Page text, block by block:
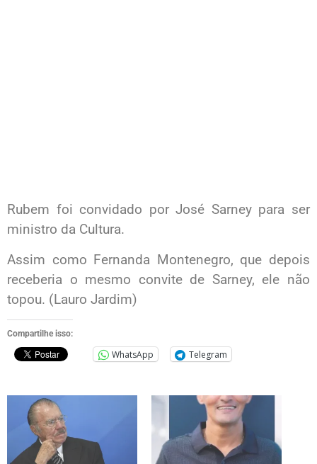
Rubem foi convidado por José Sarney para ser
ministro da Cultura.
Assim como Fernanda Montenegro, que depois
receberia o mesmo convite de Sarney, ele não
topou. (Lauro Jardim)
Compartilhe isso:
WhatsApp Telegram